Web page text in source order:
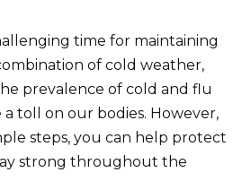
time for maintaining
of cold weather,
prevalence of cold and flu
a toll on our bodies. However,
steps, you can help protect
strong throughout the